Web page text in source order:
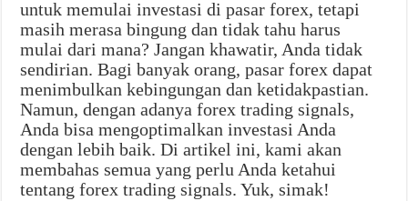
untuk memulai investasi di pasar forex, tetapi
masih merasa bingung dan tidak tahu harus
mulai dari mana? Jangan khawatir, Anda tidak
sendirian. Bagi banyak orang, pasar forex dapat
menimbulkan kebingungan dan ketidakpastian.
Namun, dengan adanya forex trading signals,
Anda bisa mengoptimalkan investasi Anda
dengan lebih baik. Di artikel ini, kami akan
membahas semua yang perlu Anda ketahui
tentang forex trading signals. Yuk, simak!